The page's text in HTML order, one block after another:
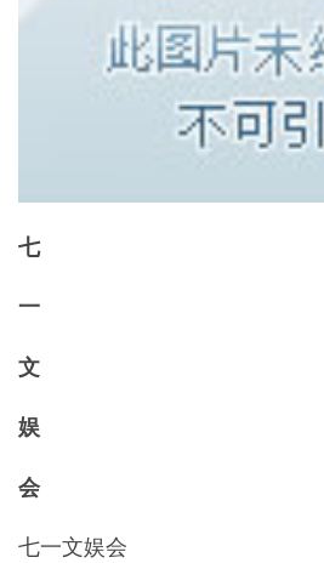
七
一
文
娱
会
七一文娱会